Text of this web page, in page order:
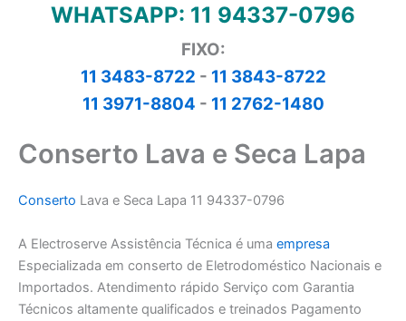
WHATSAPP: 11 94337-0796
FIXO:
11 3483-8722 - 11 3843-8722
11 3971-8804 - 11 2762-1480
Conserto Lava e Seca Lapa
Conserto Lava e Seca Lapa 11 94337-0796
A Electroserve Assistência Técnica é uma empresa
Especializada em conserto de Eletrodoméstico Nacionais e
Importados. Atendimento rápido Serviço com Garantia
Técnicos altamente qualificados e treinados Pagamento